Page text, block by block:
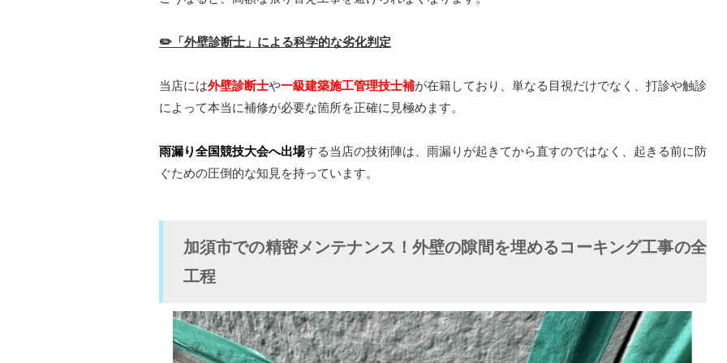
✏️「外壁診断士」による科学的な劣化判定
当店には外壁診断士や一級建築施工管理技士補が在籍しており、単なる目視だけでなく、打診や触診
によって本当に補修が必要な箇所を正確に見極めます。
雨漏り全国競技大会へ出場する当店の技術陣は、雨漏りが起きてから直すのではなく、起きる前に防
ぐための圧倒的な知見を持っています。
加須市での精密メンテナンス！外壁の隙間を埋めるコーキング工事の全
工程